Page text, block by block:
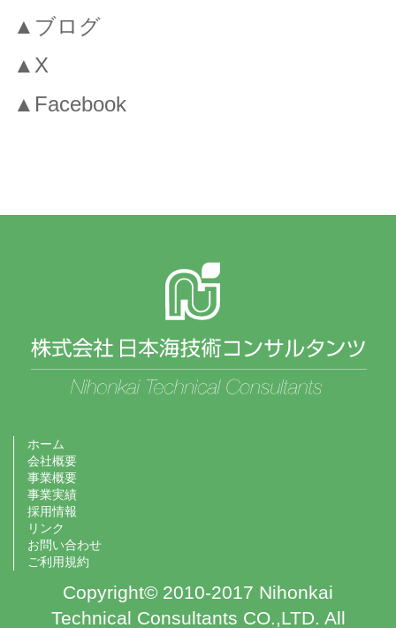
▲ブログ
▲X
▲Facebook
ホーム
会社概要
事業概要
事業実績
採用情報
リンク
お問い合わせ
ご利用規約
Copyright© 2010-2017 Nihonkai
Technical Consultants CO.,LTD. All